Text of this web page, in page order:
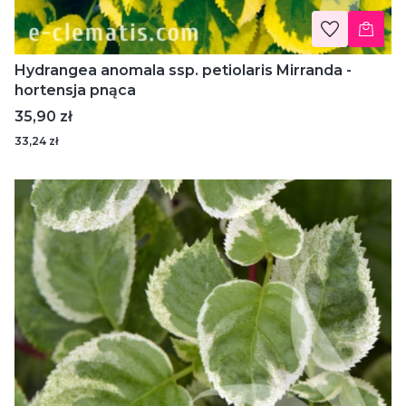
Hydrangea anomala ssp. petiolaris Mirranda -
hortensja pnąca
Cena
35,90 zł
33,24 zł